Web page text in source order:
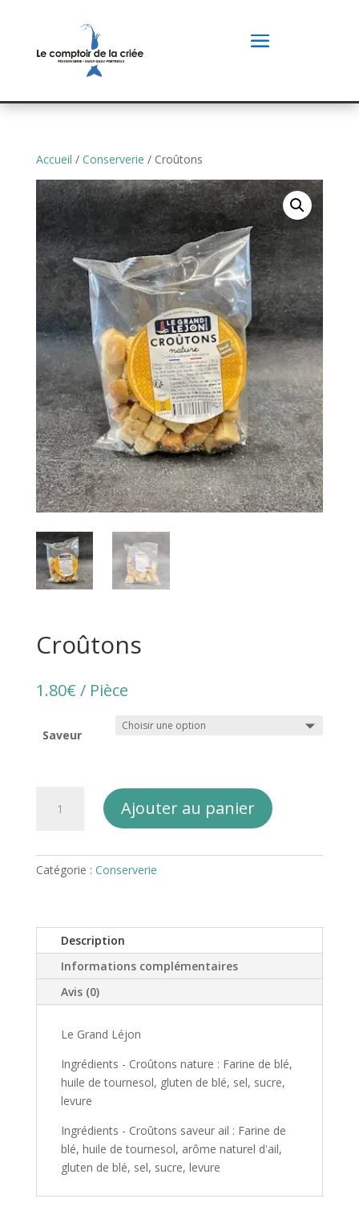
Accueil / Conserverie / Croûtons
Croûtons
1.80€ / Pièce
Saveur
Ajouter au panier
l
t
n
a
v
Catégorie : Conserverie
Description
Informations complémentaires
Avis (0)
Le Grand Léjon
Ingrédients - Croûtons nature : Farine de blé,
huile de tournesol, gluten de blé, sel, sucre,
levure
Ingrédients - Croûtons saveur ail : Farine de
blé, huile de tournesol, arôme naturel d'ail,
gluten de blé, sel, sucre, levure